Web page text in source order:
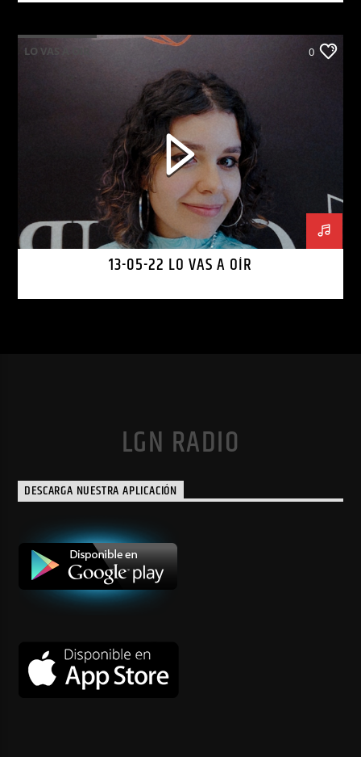
LO VAS A OIR 0
13-05-22 LO VAS A OÍR
LGN RADIO
DESCARGA NUESTRA APLICACIÓN